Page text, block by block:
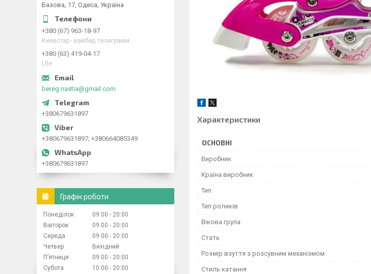
Характеристики
ОСНОВНІ
Виробник
Країна виробник
Тип
Тип роликів
Вікова група
Стать
Розмір взуття з розсувним механізмом
Стиль катання
Базова, 17, Одеса, Україна
+380 (67) 963-18-97
Киевстар - вайбер, телеграмм
+380 (63) 419-04-17
Life
bereg.nastia@gmail.com
+380679631897
+380679631897; +380664085349
+380679631897
Графік роботи
Понеділок 09:00
20:00
Вівторок
09:00
20:00
Середа
09:00
20:00
Четвер
Вихідний
Пʼятниця
09:00
20:00
Субота
10:00
20:00